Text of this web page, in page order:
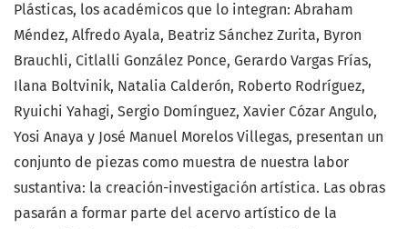
Plásticas, los académicos que lo integran: Abraham
Méndez, Alfredo Ayala, Beatriz Sánchez Zurita, Byron
Brauchli, Citlalli González Ponce, Gerardo Vargas Frías,
Ilana Boltvinik, Natalia Calderón, Roberto Rodríguez,
Ryuichi Yahagi, Sergio Domínguez, Xavier Cózar Angulo,
Yosi Anaya y José Manuel Morelos Villegas, presentan un
conjunto de piezas como muestra de nuestra labor
sustantiva: la creación-investigación artística. Las obras
pasarán a formar parte del acervo artístico de la